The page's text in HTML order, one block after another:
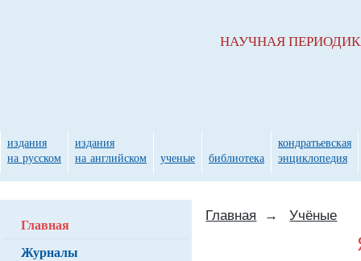
Главная → Учёные
Главная
Журналы
НАУЧНАЯ
издания
на русском
издания
на английском
ученые библиотека
кондратьевская
энциклопедия